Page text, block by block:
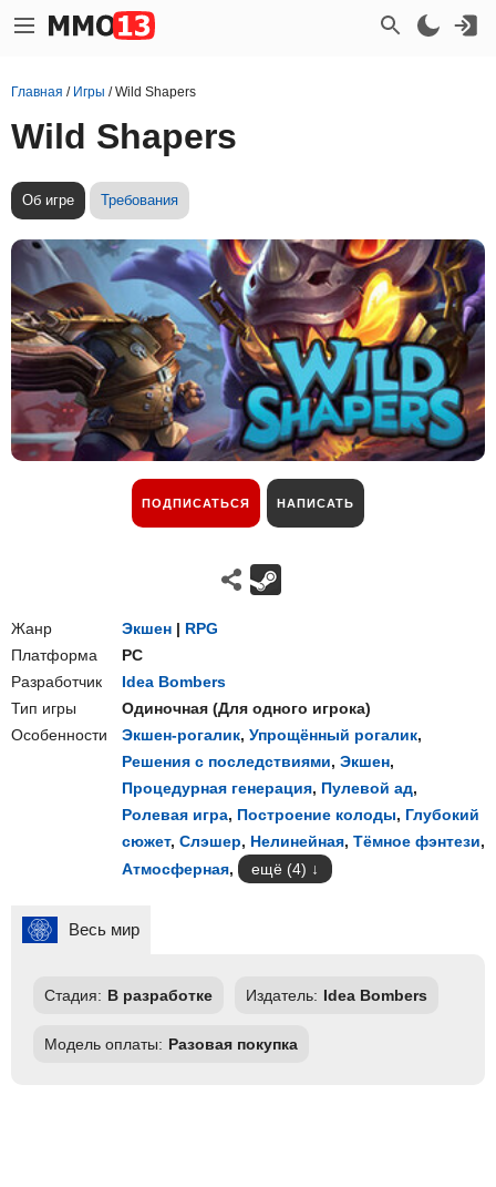
Главная / Игры /Wild Shapers
Wild Shapers
Об игре Требования
ПОДПИСАТЬСЯ НАПИСАТЬ
Жанр Экшен | RPG
Платформа
PC
Разработчик
Idea Bombers
Тип игры
Одиночная (Для одного игрока)
Особенности
Экшен-рогалик, Упрощённый рогалик,
Решения с последствиями, Экшен,
Процедурная генерация, Пулевой ад,
Ролевая игра, Построение колоды, Глубокий
сюжет, Слэшер, Нелинейная, Тёмное фэнтези,
Атмосферная, ещё (4)
Весь мир
Стадия: В разработке Издатель: Idea Bombers
Модель оплаты: Разовая покупка